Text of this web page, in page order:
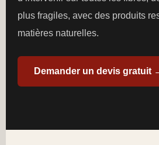
plus fragiles, avec des produits
matières naturelles.
Demander un devis gratuit